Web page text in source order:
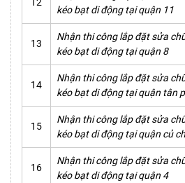
12
kéo bạt di động tại quận 11
13
Nhận thi công lắp đặt sửa
kéo bạt di động tại quận 8
14
Nhận thi công lắp đặt sửa
kéo bạt di động tại quận tân
15
Nhận thi công lắp đặt sửa
kéo bạt di động tại quận củ
16
Nhận thi công lắp đặt sửa
kéo bạt di động tại quận 4